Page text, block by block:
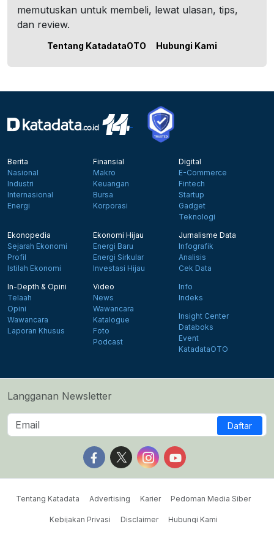
memutuskan untuk membeli, lewat ulasan, tips,
dan review.
Tentang KatadataOTO Hubungi Kami
Berita
Nasional
Industri
Internasional
Energi
Finansial
Makro
Keuangan
Bursa
Korporasi
Digital
E-Commerce
Fintech
Startup
Gadget
Teknologi
Ekonopedia
Sejarah Ekonomi
Profil
Istilah Ekonomi
Ekonomi Hijau
Energi Baru
Energi Sirkular
Investasi Hijau
Jurnalisme Data
Infografik
Analisis
Cek Data
In-Depth & Opini
Telaah
Opini
Wawancara
Laporan Khusus
Video
News
Wawancara
Katalogue
Foto
Podcast
Info
Indeks
Insight Center
Databoks
Event
KatadataOTO
Langganan Newsletter
Daftar
Follow us on Facebook
Follow us on X
Follow us on Instagram
Follow us on
Tentang Katadata Advertising Karier Pedoman Media Siber
Kebijakan Privasi Disclaimer Hubungi Kami